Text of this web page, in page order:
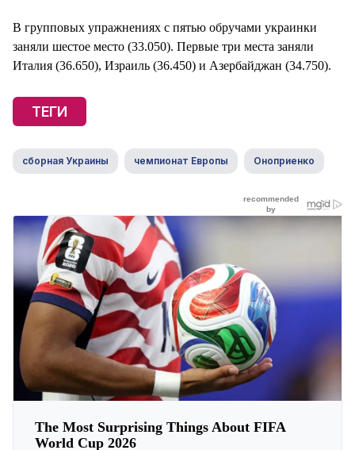
В групповых упражнениях с пятью обручами украинки
заняли шестое место (33.050). Первые три места заняли
Италия (36.650), Израиль (36.450) и Азербайджан (34.750).
ТЕГИ
сборная Украины чемпионат Европы Оноприенко